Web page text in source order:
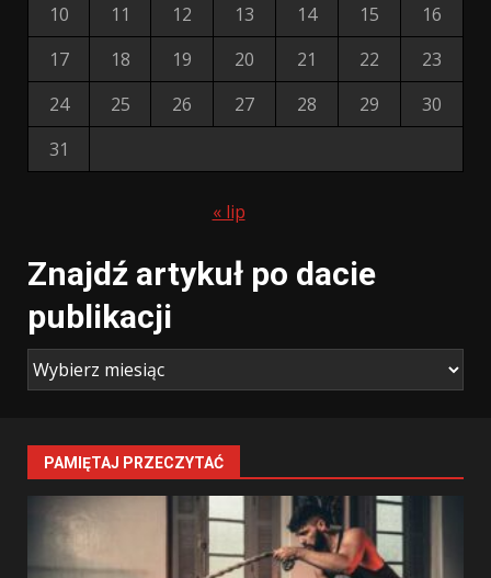
10 11 12 13 14 15
16
17
18 19 20 21 22
23
24
25 26 27 28 29
30
31
« lip
Znajdź artykuł po dacie
publikacji
PAMIĘTAJ PRZECZYTAĆ